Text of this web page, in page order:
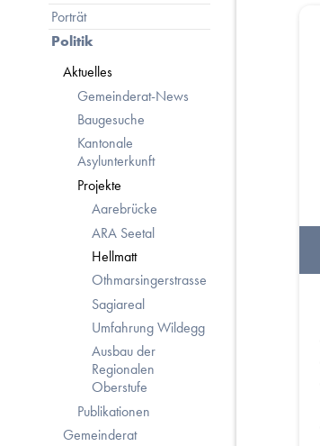
Subnavigation
Porträt
Politik
Aktuelles
Gemeinderat-News
Baugesuche
Kantonale
Asylunterkunft
Projekte
Aarebrücke
ARA Seetal
Hellmatt
Othmarsingerstrasse
Sagiareal
Umfahrung Wildegg
Ausbau der
Regionalen
Oberstufe
Publikationen
Gemeinderat